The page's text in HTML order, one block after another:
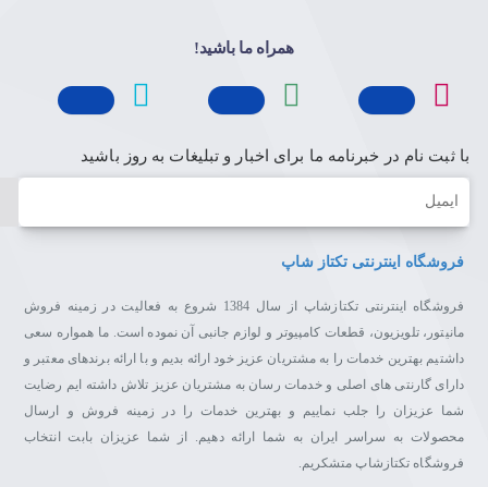
همراه ما باشید!
با ثبت نام در خبرنامه ما برای اخبار و تبلیغات به روز باشید
ایمیل
فروشگاه اینترنتی تکتاز شاپ
فروشگاه اینترنتی تکتازشاپ از سال 1384 شروع به فعالیت در زمینه فروش
مانیتور، تلویزیون، قطعات کامپیوتر و لوازم جانبی آن نموده است. ما همواره سعی
داشتیم بهترین خدمات را به مشتریان عزیز خود ارائه بدیم و با ارائه برندهای معتبر و
دارای گارنتی های اصلی و خدمات رسان به مشتریان عزیز تلاش داشته ایم رضایت
شما عزیزان را جلب نماییم و بهترین خدمات را در زمینه فروش و ارسال
محصولات به سراسر ایران به شما ارائه دهیم. از شما عزیزان بابت انتخاب
فروشگاه تکتازشاپ متشکریم.